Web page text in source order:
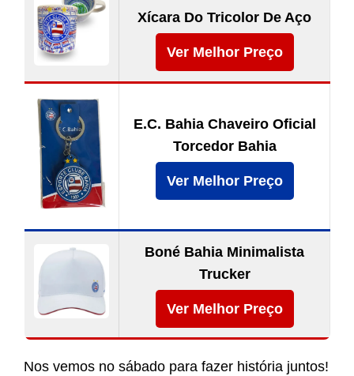
Xícara Do Tricolor De Aço
Ver Melhor Preço
E.C. Bahia Chaveiro Oficial
Torcedor Bahia
Ver Melhor Preço
Boné Bahia Minimalista
Trucker
Ver Melhor Preço
Nos vemos no sábado para fazer história juntos!